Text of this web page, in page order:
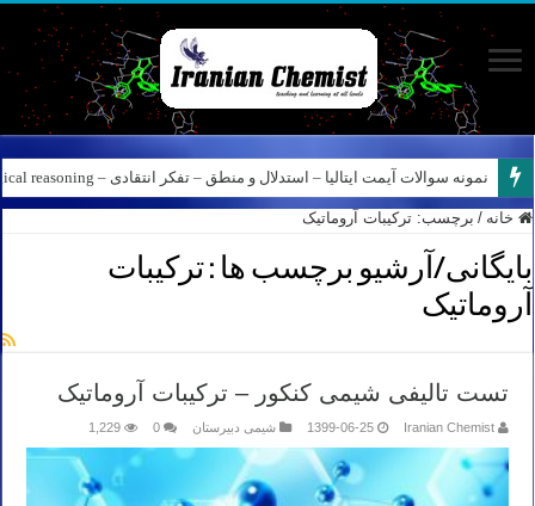
نمونه سوالات آیمت ایتالیا – استدلال و منطق – تفکر انتقادی – Logical reasoning – پارت ۸
کانال آیمت ایتالیا در نرم افزار بله – کانال شیمی آیمت استاد نباتی
خانه / برچسب: ترکیبات آروماتیک
بایگانی/آرشیو برچسب ها :ترکیبات
آروماتیک
تست تالیفی شیمی کنکور – ترکیبات آروماتیک
Iranian Chemist
1399-06-25 شیمی دبیرستان 0
1,229